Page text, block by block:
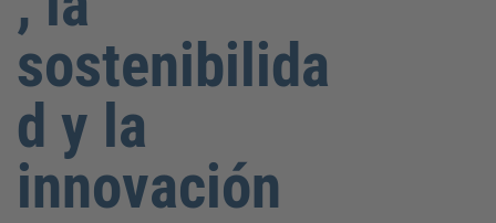
sostenibilida
d y la
innovación